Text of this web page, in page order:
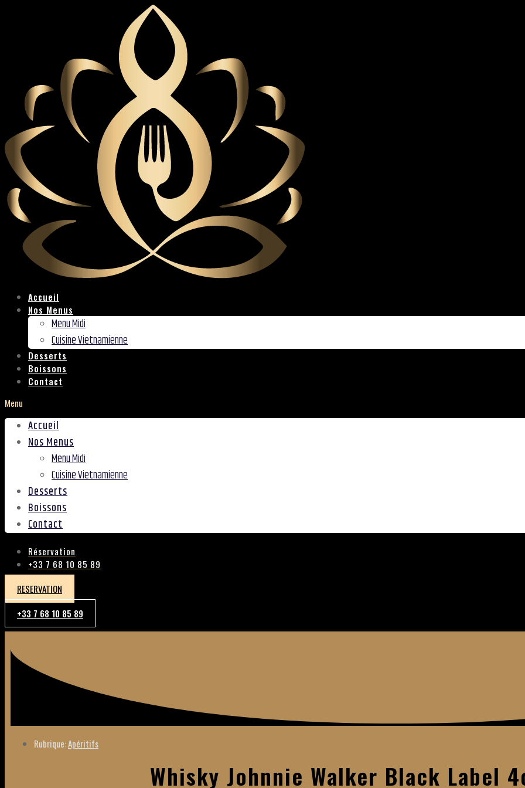
Accueil
Nos Menus
Menu Midi
Cuisine Vietnamienne
Desserts
Boissons
Contact
Menu
Accueil
Nos Menus
Menu Midi
Cuisine Vietnamienne
Desserts
Boissons
Contact
Réservation
+33 7 68 10 85 89
RESERVATION
+33 7 68 10 85 89
Rubrique:Apéritifs
Whisky Johnnie Walker Black Label